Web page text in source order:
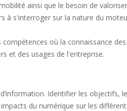
ainsi que le besoin de
à s'interroger sur la nature du
où la connaissance
et des usages de l'entreprise.
Identifier les objectifs,
du numérique sur les